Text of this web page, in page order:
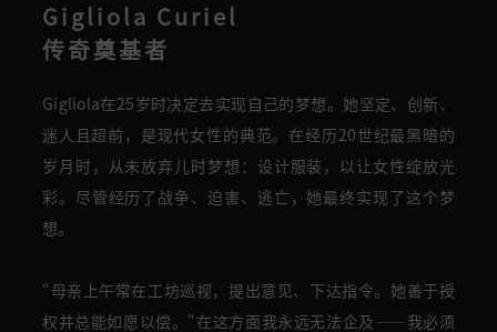
Gigliola Curiel
传奇奠基者
Gigliola在25岁时决定去实现自己的梦想。 她 坚定、创新、
迷人且超前 ， 是现代女性的典范 。 在经历20世纪最黑暗的
岁月时，从未放弃儿时梦想 ： 设计服装 ，以 让女性绽放光
彩。尽管经历了战争、迫害、逃亡， 她最终 实现了这个梦
想。
“母亲上午常在工坊巡视，提出意见、下达指令。她善于授
权并总能如愿以偿。"在这方面我永远无法企及——我必须